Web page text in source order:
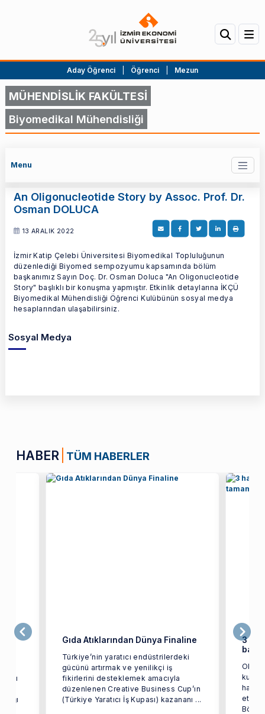
Aday Öğrenci Öğrenci Mezun
MÜHENDİSLİK FAKÜLTESİ
Biyomedikal Mühendisliği
Menu
An Oligonucleotide Story by Assoc. Prof. Dr.
Osman DOLUCA
13 ARALIK 2022
İzmir Katip Çelebi Üniversitesi Biyomedikal Topluluğunun
düzenlediği Biyomed sempozyumu kapsamında bölüm
başkanımız Sayın Doç. Dr. Osman Doluca "An Oligonucleotide
Story" başlıklı bir konuşma yapmıştır. Etkinlik detaylarına İKÇÜ
Biyomedikal Mühendisliği Öğrenci Kulübünün sosyal medya
hesaplarından ulaşabilirsiniz.
Sosyal Medya
HABER TÜM HABERLER
Gıda Atıklarından Dünya Finaline
Türkiye’nin yaratıcı endüstrilerdeki
gücünü artırmak ve yenilikçi iş
fikirlerini desteklemek amacıyla
düzenlenen Creative Business Cup’ın
(Türkiye Yaratıcı İş Kupası) kazananı ...
3